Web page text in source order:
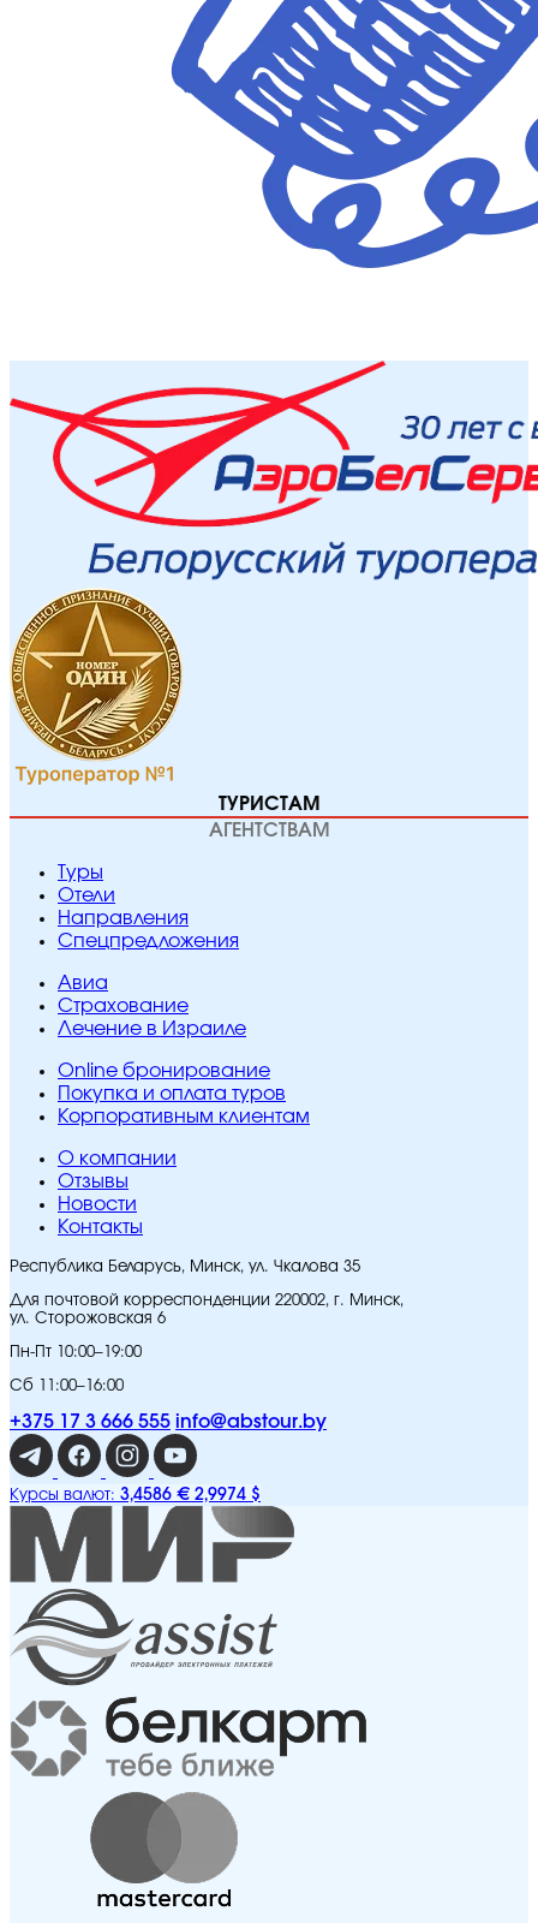
ТУРИСТАМ
АГЕНТСТВАМ
Туры
Отели
Направления
Спецпредложения
Авиа
Страхование
Лечение в Израиле
Online бронирование
Покупка и оплата туров
Корпоративным клиентам
O компании
Отзывы
Новости
Контакты
Республика Беларусь, Минск, ул. Чкалова 35
Для почтовой корреспонденции 220002, г. Минск,
ул. Сторожовская 6
Пн-Пт 10:00–19:00
Сб 11:00–16:00
+375 17 3 666 555 info@abstour.by
Курсы валют: 3,4586 € 2,9974 $